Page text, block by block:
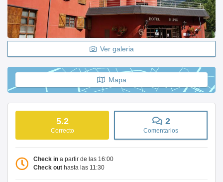
Ver galeria
Mapa
5.2
Correcto
2
Comentarios
Check in a partir de las 16:00
Check out hasta las 11:30